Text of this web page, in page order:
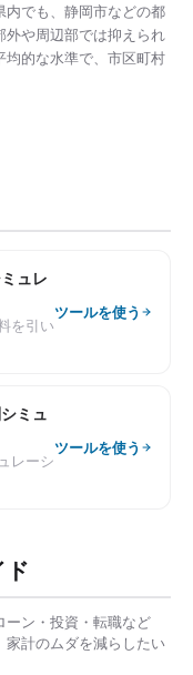
でも、 静岡市などの都
外や周辺部では抑えられ
均的な水準で、市区町村
ュレ
を引い
ツールを使う
ミュ
レーシ
ツールを使う
ド
ーン・投資・転職など
家計のムダを減らしたい